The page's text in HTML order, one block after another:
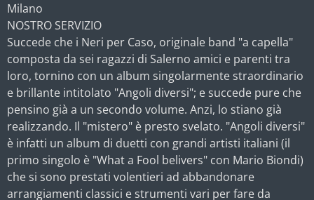
Milano
NOSTRO SERVIZIO
Succede che i Neri per Caso, originale band "a capella"
composta da sei ragazzi di Salerno amici e parenti tra
loro, tornino con un album singolarmente straordinario
e brillante intitolato "Angoli diversi"; e succede pure che
pensino già a un secondo volume. Anzi, lo stiano già
realizzando. Il "mistero" è presto svelato. "Angoli diversi"
è infatti un album di duetti con grandi artisti italiani (il
primo singolo è "What a Fool belivers" con Mario Biondi)
che si sono prestati volentieri ad abbandonare
arrangiamenti classici e strumenti vari per fare da